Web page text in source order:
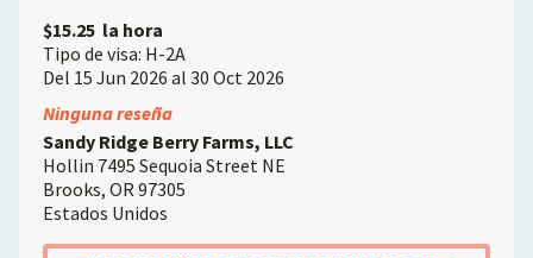
$15.25 la hora
Tipo de visa: H-2A
Del 15 Jun 2026 al 30 Oct 2026
Employer
Ninguna reseña
Sandy Ridge Berry Farms, LLC
Hollin 7495 Sequoia Street NE
Brooks, OR97305
Estados Unidos